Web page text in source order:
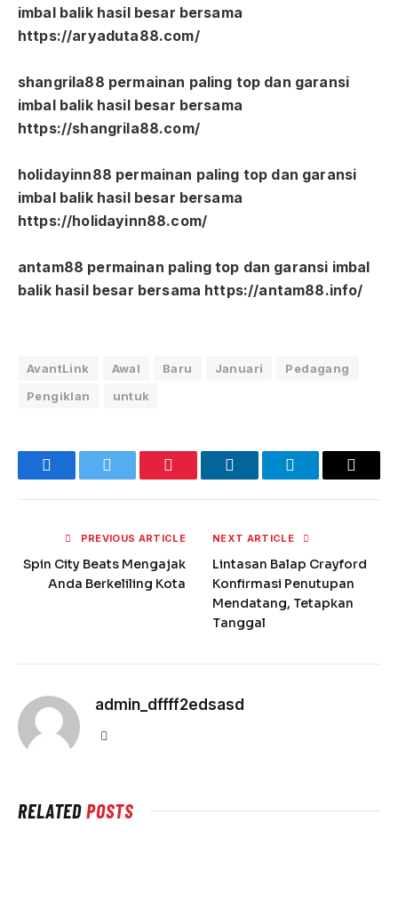
imbal balik hasil besar bersama
https://aryaduta88.com/
shangrila88 permainan paling top dan garansi
imbal balik hasil besar bersama
https://shangrila88.com/
holidayinn88 permainan paling top dan garansi
imbal balik hasil besar bersama
https://holidayinn88.com/
antam88 permainan paling top dan garansi imbal
balik hasil besar bersama https://antam88.info/
AvantLink Awal Baru Januari
Pedagang
Pengiklan
untuk
FacebookTwitter Pinterest LinkedInTelegramEmail
PREVIOUS ARTICLE
Spin City Beats Mengajak
Anda Berkeliling Kota
NEXT ARTICLE
Lintasan Balap Crayford
Konfirmasi Penutupan
Mendatang, Tetapkan
Tanggal
admin_dffff2edsasd
RELATEDPOSTS